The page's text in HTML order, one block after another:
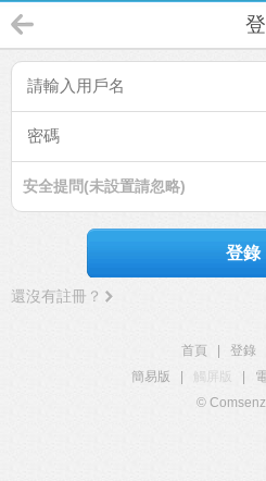
安全提問(未設置請忽略)
登錄
還沒有註冊？
首頁 登錄
簡易版
觸屏版
©